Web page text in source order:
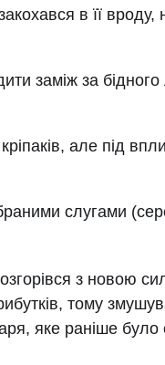
в її вроду,
заміж за
але під
слугами
з новою
тому
яке раніше